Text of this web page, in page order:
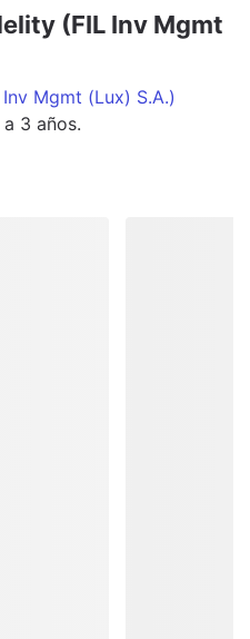
(FIL Inv Mgmt
Mgmt (Lux) S.A.)
3 años.